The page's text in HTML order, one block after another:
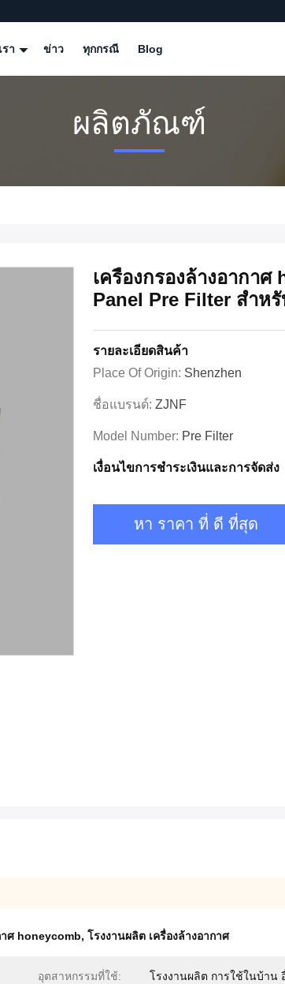
รา ข่าว ทุกกรณี Blog
ผลิตภัณฑ์
เครื่องกรองล้างอากา
Panel Pre Filter สําห
รายละเอียดสินค้า
Place Of Origin: Shenzhen
ชื่อแบรนด์: ZJNF
Model Number: Pre Filter
เงื่อนไขการชําระเงินและการจัดส่ง
หา ราคา ที่ ดี ที่สุด
าศ honeycomb, โรงงานผลิต เครื่องล้างอากาศ
อุตสาหกรรมที่ใช้: โรงงานผลิต การใช้ในบ้าน